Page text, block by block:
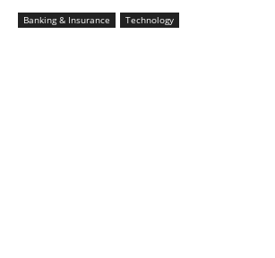
Banking & Insurance Technology